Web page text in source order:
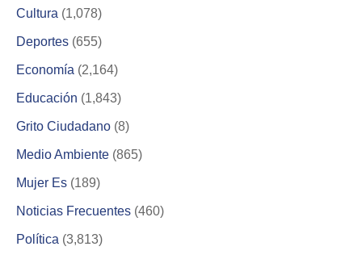
Cultura (1,078)
Deportes (655)
Economía (2,164)
Educación (1,843)
Grito Ciudadano (8)
Medio Ambiente (865)
Mujer Es (189)
Noticias Frecuentes (460)
Política (3,813)